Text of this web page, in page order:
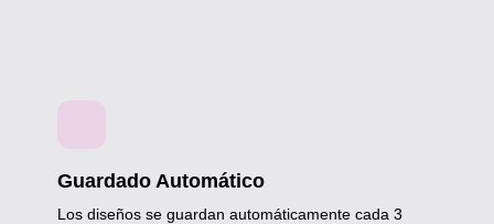
Guardado Automático
Los diseños se guardan automáticamente cada 3